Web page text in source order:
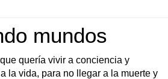
mundos
quería vivir a conciencia y
la vida, para no llegar a la muerte y